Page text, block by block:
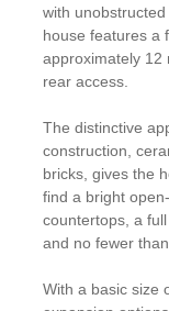
with
house features a
approximately 12
rear access.
The distinctive
construction,
bricks, gives the
find a bright
countertops, a
and no fewer
With a basic size